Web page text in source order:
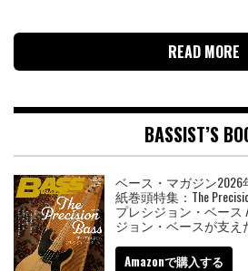
READ MORE
BASSIST’S
ベース・マガジン2026
紙巻頭特集：The
プレシジョン・ベー
ジョン・ベースが支え
Amazonで購入する